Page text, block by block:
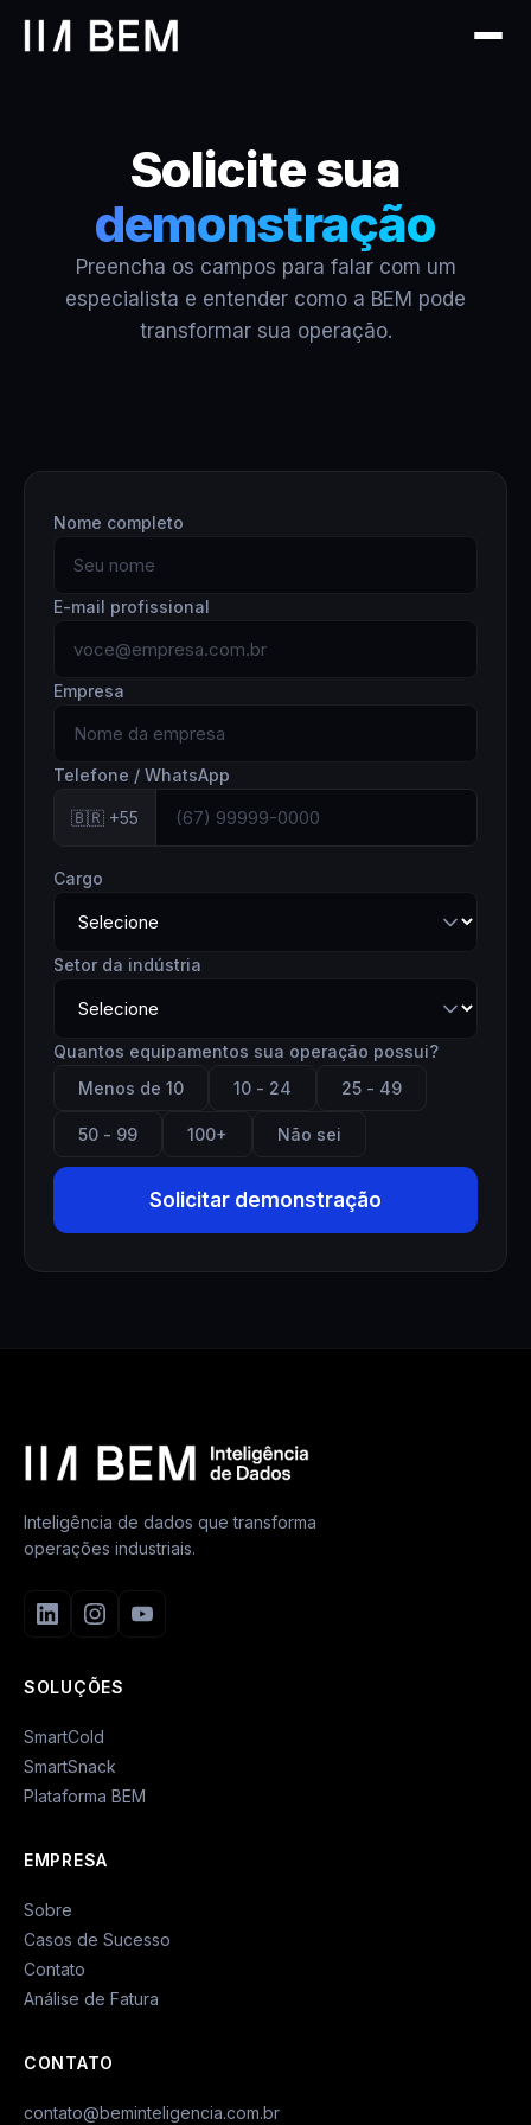
Solicite sua
demonstração
Preencha os campos para falar com um
especialista e entender como a BEM pode
transformar sua operação.
Nome completo
E-mail profissional
Empresa
Telefone / WhatsApp
🇧🇷 +55
Cargo
Setor da indústria
Quantos equipamentos sua operação possui?
Menos de 10
10 - 24 25 - 49
50 - 99 100+ Não sei
Solicitar demonstração
Inteligência de dados que transforma
operações industriais.
SOLUÇÕES
SmartCold
SmartSnack
Plataforma BEM
EMPRESA
Sobre
Casos de Sucesso
Contato
Análise de Fatura
CONTATO
contato@beminteligencia.com.br